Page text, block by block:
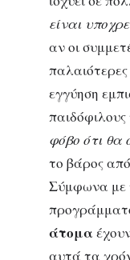
είναι
αν οι
εγγύηση
φόβο ότι θα
το βάρος
Σύμφωνα με
άτομα
αυτά τα